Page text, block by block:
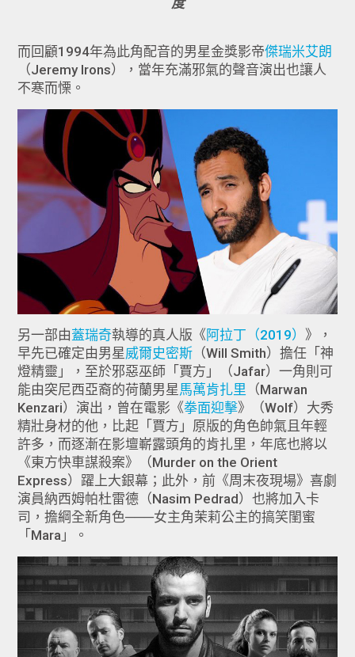
度
而回顧1994年為此角配音的男星金獎影帝傑瑞米艾朗
（Jeremy Irons），當年充滿邪氣的聲音演出也讓人
不寒而慄。
另一部由蓋瑞奇執導的真人版《 阿拉丁（2019） 》，
早先已確定由男星威爾史密斯 （Will Smith）擔任「神
燈精靈」，至於邪惡巫師「賈方」（Jafar）一角則可
能由突尼西亞裔的荷蘭男星馬萬肯扎里 （Marwan
Kenzari）演出，曾在電影《拳面迎擊》（Wolf）大秀
精壯身材的他，比起「賈方」原版的角色帥氣且年輕
許多，而逐漸在影壇嶄露頭角的肯扎里，年底也將以
《東方快車謀殺案》（Murder on the Orient
Express）躍上大銀幕；此外，前《周末夜現場》喜劇
演員納西姆帕杜雷德（Nasim Pedrad）也將加入卡
司，擔綱全新角色───女主角茉莉公主的搞笑閨蜜
「Mara」。